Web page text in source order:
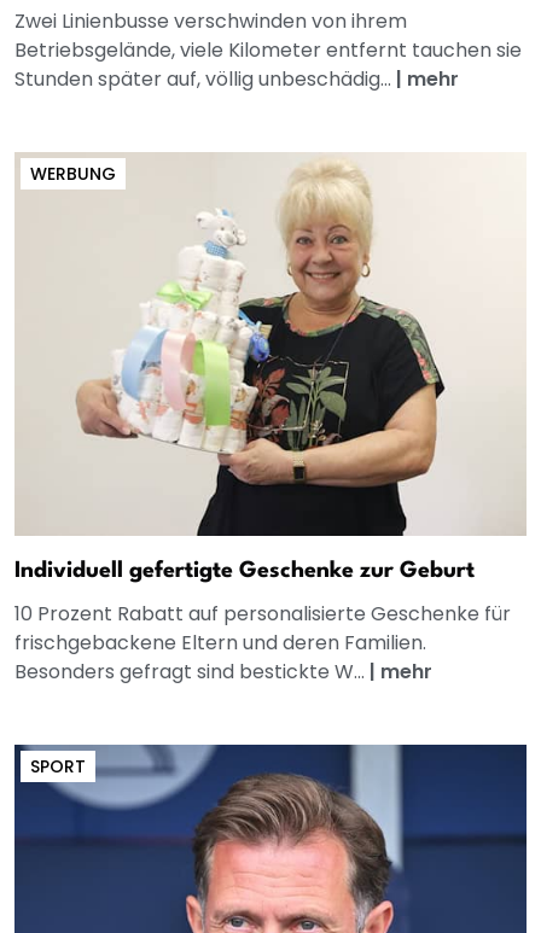
Zwei Linienbusse verschwinden von ihrem
Betriebsgelände, viele Kilometer entfernt tauchen sie
Stunden später auf, völlig unbeschädig... | mehr
WERBUNG
Individuell gefertigte Geschenke zur Geburt
10 Prozent Rabatt auf personalisierte Geschenke für
frischgebackene Eltern und deren Familien.
Besonders gefragt sind bestickte W... | mehr
SPORT